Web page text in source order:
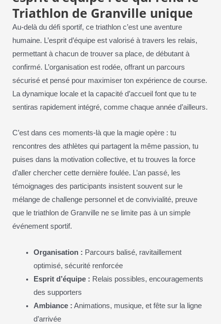
Triathlon de Granville unique
Au-delà du défi sportif, ce triathlon c’est une aventure
humaine. L’esprit d’équipe est valorisé à travers les relais,
permettant à chacun de trouver sa place, de débutant à
confirmé. L’organisation est rodée, offrant un parcours
sécurisé et pensé pour maximiser ton expérience de course.
La dynamique locale et la capacité d’accueil font que tu te
sentiras rapidement intégré, comme chaque année d’ailleurs.
C’est dans ces moments-là que la magie opère : tu
rencontres des athlètes qui partagent la même passion, tu
puises dans la motivation collective, et tu trouves la force
d’aller chercher cette dernière foulée. L’an passé, les
témoignages des participants insistent souvent sur le
mélange de challenge personnel et de convivialité, preuve
que le triathlon de Granville ne se limite pas à un simple
événement sportif.
Organisation : Parcours balisé, ravitaillement
optimisé, sécurité renforcée
Esprit d’équipe : Relais possibles, encouragements
des supporters
Ambiance : Animations, musique, et fête sur la ligne
d’arrivée